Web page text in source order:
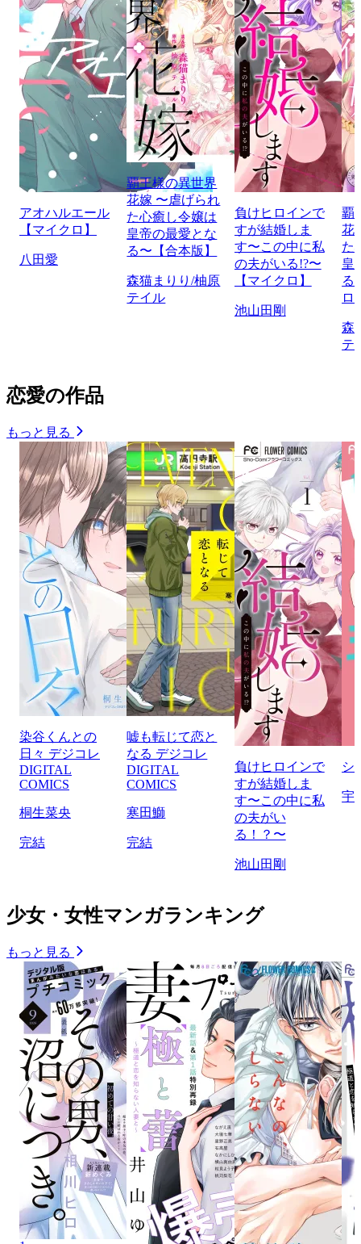
アオハルエール
【マイクロ】
八田愛
覇王様の異世界
花嫁 〜虐げられ
た心癒し令嬢は
皇帝の最愛とな
る〜【合本版】
森猫まりり/柚原
テイル
負けヒロインで
すが結婚しま
す〜この中に私
の夫がいる!?〜
【マイクロ】
池山田剛
覇
花
た
皇
る
ロ
森
テ
恋愛の作品
もっと見る
染谷くんとの
日々 デジコレ
DIGITAL
COMICS
桐生菜央
完結
嘘も転じて恋と
なる デジコレ
DIGITAL
COMICS
寒田鰤
完結
負けヒロインで
すが結婚しま
す〜この中に私
の夫がい
る！？〜
池山田剛
シ
宇
少女・女性マンガランキング
もっと見る